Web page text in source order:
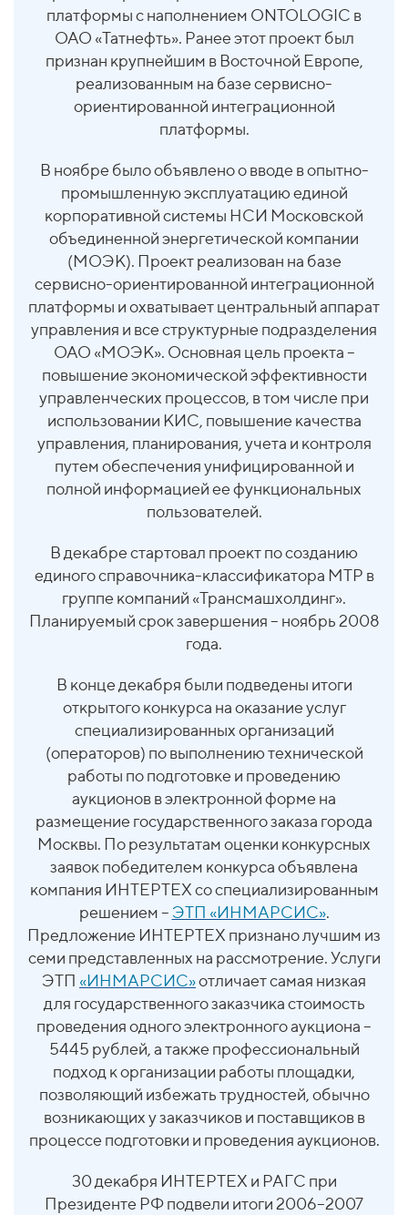
платформы с наполнением ONTOLOGIC в
ОАО «Татнефть». Ранее этот проект был
признан крупнейшим в Восточной Европе,
реализованным на базе сервисно-
ориентированной интеграционной
платформы.
В ноябре было объявлено о вводе в опытно-
промышленную эксплуатацию единой
корпоративной системы НСИ Московской
объединенной энергетической компании
(МОЭК). Проект реализован на базе
сервисно-ориентированной интеграционной
платформы и охватывает центральный аппарат
управления и все структурные подразделения
ОАО «МОЭК». Основная цель проекта –
повышение экономической эффективности
управленческих процессов, в том числе при
использовании КИС, повышение качества
управления, планирования, учета и контроля
путем обеспечения унифицированной и
полной информацией ее функциональных
пользователей.
В декабре стартовал проект по созданию
единого справочника-классификатора МТР в
группе компаний «Трансмашхолдинг».
Планируемый срок завершения – ноябрь 2008
года.
В конце декабря были подведены итоги
открытого конкурса на оказание услуг
специализированных организаций
(операторов) по выполнению технической
работы по подготовке и проведению
аукционов в электронной форме на
размещение государственного заказа города
Москвы. По результатам оценки конкурсных
заявок победителем конкурса объявлена
компания ИНТЕРТЕХ со специализированным
решением – ЭТП «ИНМАРСИС».
Предложение ИНТЕРТЕХ признано лучшим из
семи представленных на рассмотрение. Услуги
ЭТП «ИНМАРСИС»отличает самая низкая
для государственного заказчика стоимость
проведения одного электронного аукциона –
5445 рублей, а также профессиональный
подход к организации работы площадки,
позволяющий избежать трудностей, обычно
возникающих у заказчиков и поставщиков в
процессе подготовки и проведения аукционов.
30 декабря ИНТЕРТЕХ и РАГС при
Президенте РФ подвели итоги 2006–2007